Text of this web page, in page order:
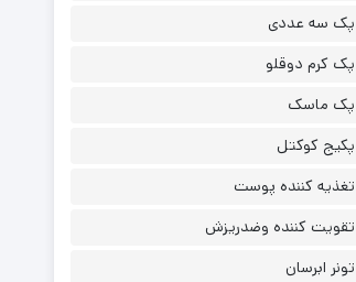
پک سه عددی
پک کرم دوقلو
پک ماسک
پکیج کوکتل
تغذیه کننده پوست
تقویت کننده وضدریزش
تونر ابرسان